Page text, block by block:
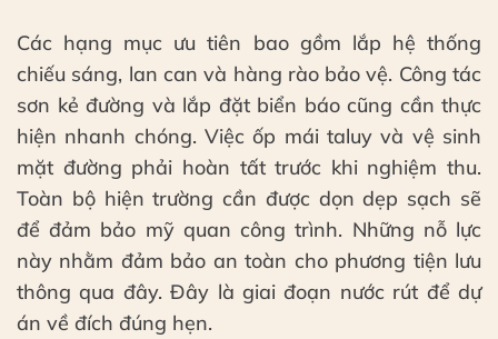
Các hạng mục ưu tiên bao gồm lắp hệ thống
chiếu sáng, lan can và hàng rào bảo vệ. Công tác
sơn kẻ đường và lắp đặt biển báo cũng cần thực
hiện nhanh chóng. Việc ốp mái taluy và vệ sinh
mặt đường phải hoàn tất trước khi nghiệm thu.
Toàn bộ hiện trường cần được dọn dẹp sạch sẽ
để đảm bảo mỹ quan công trình. Những nỗ lực
này nhằm đảm bảo an toàn cho phương tiện lưu
thông qua đây. Đây là giai đoạn nước rút để dự
án về đích đúng hẹn.